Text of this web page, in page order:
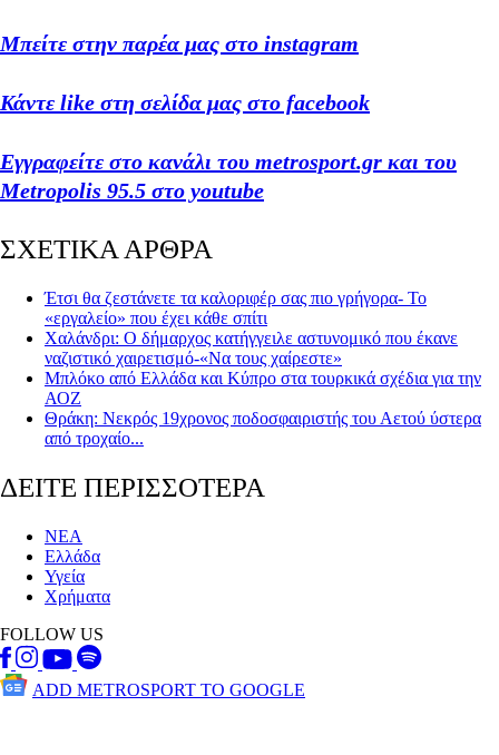
Μπείτε στην παρέα μας στο instagram
Κάντε like στη σελίδα μας στο facebook
Εγγραφείτε στο κανάλι του metrosport.gr και του
Metropolis 95.5 στο youtube
ΣΧΕΤΙΚΑ ΑΡΘΡΑ
Έτσι θα ζεστάνετε τα καλοριφέρ σας πιο γρήγορα- Το
«εργαλείο» που έχει κάθε σπίτι
Χαλάνδρι: Ο δήμαρχος κατήγγειλε αστυνομικό που έκανε
ναζιστικό χαιρετισμό-«Να τους χαίρεστε»
Μπλόκο από Ελλάδα και Κύπρο στα τουρκικά σχέδια για την
ΑΟΖ
Θράκη: Νεκρός 19χρονος ποδοσφαιριστής του Αετού ύστερα
από τροχαίο...
ΔΕΙΤΕ ΠΕΡΙΣΣΟΤΕΡΑ
ΝΕΑ
Ελλάδα
Υγεία
Χρήματα
FOLLOW US
ADD METROSPORT TO GOOGLE